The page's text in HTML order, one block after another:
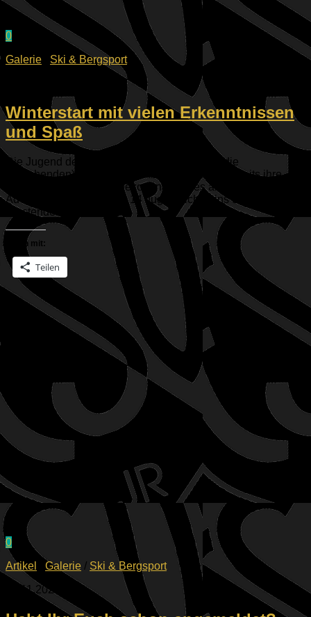
0
Galerie
Ski & Bergsport
Winterstart mit vielen Erkenntnissen
und Spaß
Die Jugend des ESV Ski & Bergsport sowie die
(angehenden) Skilehrer der Abteilung haben bereits ihre
Spuren in den Schnee gezogen! Ging es am 2.
Adventswochenende mit 14 Jugendlichen ins Skigebiet von
Westendorf, war...
Teilen mit:
Teilen
0
Artikel
Galerie / Ski & Bergsport
02.11.2025